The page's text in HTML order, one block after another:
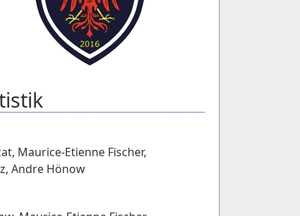
, Maurice-Etienne Fischer,
, Andre Hönow